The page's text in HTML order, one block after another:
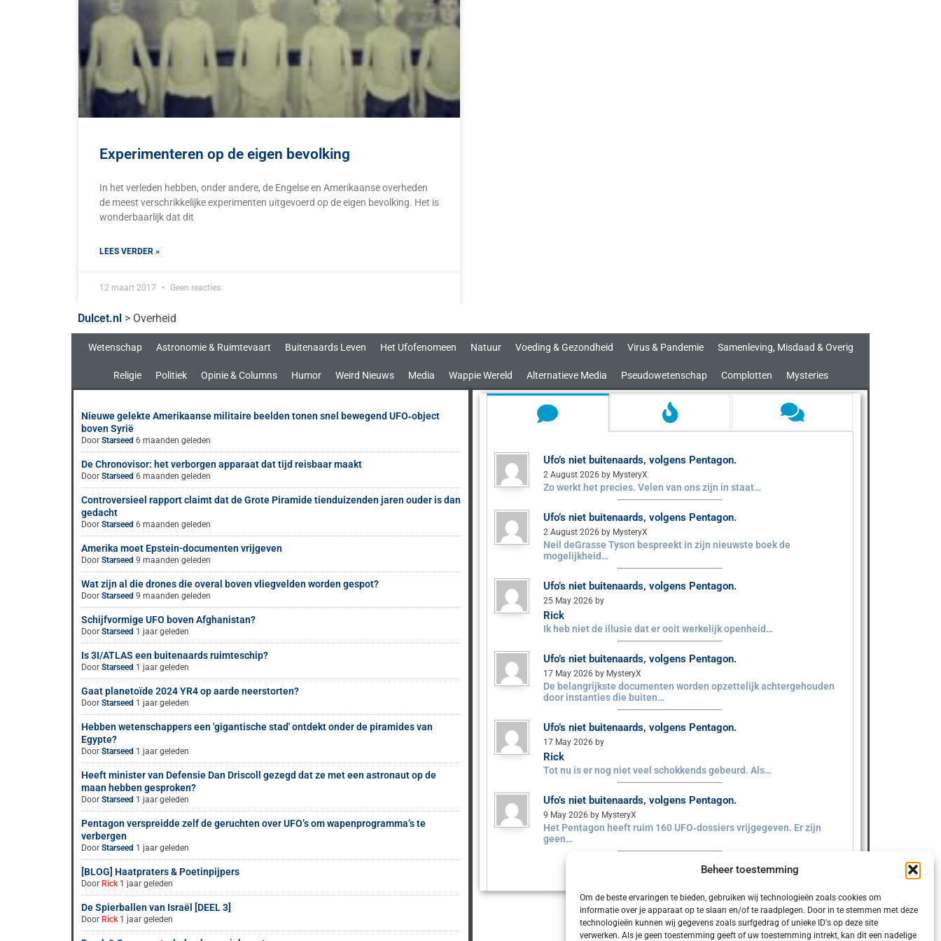
Beheer toestemming
Om de beste ervaringen te bieden, gebruiken wij technologieën zoals cookies om
informatie over je apparaat op te slaan en/of te raadplegen. Door in te stemmen met deze
technologieën kunnen wij gegevens zoals surfgedrag of unieke ID's op deze site
verwerken. Als je geen toestemming geeft of uw toestemming intrekt, kan dit een nadelige
Experimenteren op de eigen bevolking
In het verleden hebben, onder andere, de Engelse en Amerikaanse overheden
de meest verschrikkelijke experimenten uitgevoerd op de eigen bevolking. Het is
wonderbaarlijk dat dit
LEES VERDER »
12 maart 2017 Geen reacties
Dulcet.nl > Overheid
Wetenschap Astronomie & Ruimtevaart Buitenaards Leven Het Ufofenomeen Natuur Voeding & Gezondheid Virus & Pandemie Samenleving, Misdaad & Overig
Religie Politiek Opinie & Columns Humor Weird Nieuws Media Wappie Wereld Alternatieve Media Pseudowetenschap Complotten Mysteries
Nieuwe gelekte Amerikaanse militaire beelden tonen snel bewegend UFO‑object
boven Syrië
Door Starseed 6 maanden geleden
De Chronovisor: het verborgen apparaat dat tijd reisbaar maakt
Door Starseed 6 maanden geleden
Controversieel rapport claimt dat de Grote Piramide tienduizenden jaren ouder is dan
gedacht
Door Starseed 6 maanden geleden
Amerika moet Epstein-documenten vrijgeven
Door Starseed 9 maanden geleden
Wat zijn al die drones die overal boven vliegvelden worden gespot?
Door Starseed 9 maanden geleden
Schijfvormige UFO boven Afghanistan?
Door Starseed 1 jaar geleden
Is 3I/ATLAS een buitenaards ruimteschip?
Door Starseed 1 jaar geleden
Gaat planetoïde 2024 YR4 op aarde neerstorten?
Door Starseed 1 jaar geleden
Hebben wetenschappers een 'gigantische stad' ontdekt onder de piramides van
Egypte?
Door Starseed 1 jaar geleden
Heeft minister van Defensie Dan Driscoll gezegd dat ze met een astronaut op de
maan hebben gesproken?
Door Starseed 1 jaar geleden
Pentagon verspreidde zelf de geruchten over UFO’s om wapenprogramma’s te
verbergen
Door Starseed 1 jaar geleden
[BLOG] Haatpraters & Poetinpijpers
Door Rick 1 jaar geleden
De Spierballen van Israël [DEEL 3]
Door Rick 1 jaar geleden
Ufo’s niet buitenaards, volgens Pentagon.
2 August 2026 by MysteryX
Zo werkt het precies. Velen van ons zijn in staat…
Ufo’s niet buitenaards, volgens Pentagon.
2 August 2026 by MysteryX
Neil deGrasse Tyson bespreekt in zijn nieuwste boek de
mogelijkheid…
Ufo’s niet buitenaards, volgens Pentagon.
25 May 2026 by
Rick
Ik heb niet de illusie dat er ooit werkelijk openheid…
Ufo’s niet buitenaards, volgens Pentagon.
17 May 2026 by MysteryX
De belangrijkste documenten worden opzettelijk achtergehouden
door instanties die buiten…
Ufo’s niet buitenaards, volgens Pentagon.
17 May 2026 by
Rick
Tot nu is er nog niet veel schokkends gebeurd. Als…
Ufo’s niet buitenaards, volgens Pentagon.
9 May 2026 by MysteryX
Het Pentagon heeft ruim 160 UFO‑dossiers vrijgegeven. Er zijn
geen…